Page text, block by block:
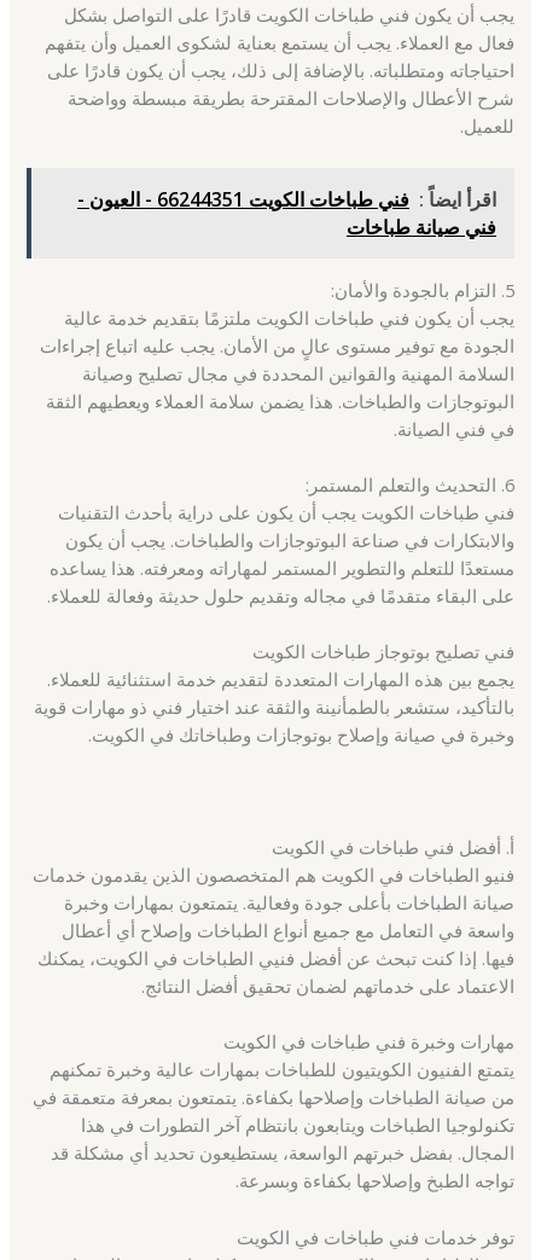
يجب أن يكون فني طباخات الكويت قادرًا على التواصل بشكل
فعال مع العملاء. يجب أن يستمع بعناية لشكوى العميل وأن يتفهم
احتياجاته ومتطلباته. بالإضافة إلى ذلك، يجب أن يكون قادرًا على
شرح الأعطال والإصلاحات المقترحة بطريقة مبسطة وواضحة
للعميل.
اقرأ ايضاً :
فني طباخات الكويت 66244351 - العيون -
فني صيانة طباخات
5. التزام بالجودة والأمان:
يجب أن يكون فني طباخات الكويت ملتزمًا بتقديم خدمة عالية
الجودة مع توفير مستوى عالٍ من الأمان. يجب عليه اتباع إجراءات
السلامة المهنية والقوانين المحددة في مجال تصليح وصيانة
البوتوجازات والطباخات. هذا يضمن سلامة العملاء ويعطيهم الثقة
في فني الصيانة.
6. التحديث والتعلم المستمر:
فني طباخات الكويت يجب أن يكون على دراية بأحدث التقنيات
والابتكارات في صناعة البوتوجازات والطباخات. يجب أن يكون
مستعدًا للتعلم والتطوير المستمر لمهاراته ومعرفته. هذا يساعده
على البقاء متقدمًا في مجاله وتقديم حلول حديثة وفعالة للعملاء.
فني تصليح بوتوجاز طباخات الكويت
يجمع بين هذه المهارات المتعددة لتقديم خدمة استثنائية للعملاء.
بالتأكيد، ستشعر بالطمأنينة والثقة عند اختيار فني ذو مهارات قوية
وخبرة في صيانة وإصلاح بوتوجازات وطباخاتك في الكويت.
أ. أفضل فني طباخات في الكويت
فنيو الطباخات في الكويت هم المتخصصون الذين يقدمون خدمات
صيانة الطباخات بأعلى جودة وفعالية. يتمتعون بمهارات وخبرة
واسعة في التعامل مع جميع أنواع الطباخات وإصلاح أي أعطال
فيها. إذا كنت تبحث عن أفضل فنيي الطباخات في الكويت، يمكنك
الاعتماد على خدماتهم لضمان تحقيق أفضل النتائج.
مهارات وخبرة فني طباخات في الكويت
يتمتع الفنيون الكويتيون للطباخات بمهارات عالية وخبرة تمكنهم
من صيانة الطباخات وإصلاحها بكفاءة. يتمتعون بمعرفة متعمقة في
تكنولوجيا الطباخات ويتابعون بانتظام آخر التطورات في هذا
المجال. بفضل خبرتهم الواسعة، يستطيعون تحديد أي مشكلة قد
تواجه الطبخ وإصلاحها بكفاءة وبسرعة.
توفر خدمات فني طباخات في الكويت